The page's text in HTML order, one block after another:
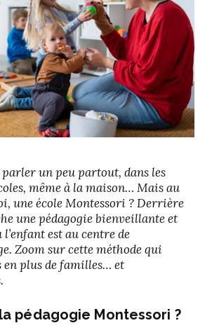
parler un peu partout, dans les
même à la maison… Mais au
une école Montessori ? Derrière
une pédagogie bienveillante et
est au centre de
Zoom sur cette méthode qui
en plus de familles… et
la pédagogie Montessori ?